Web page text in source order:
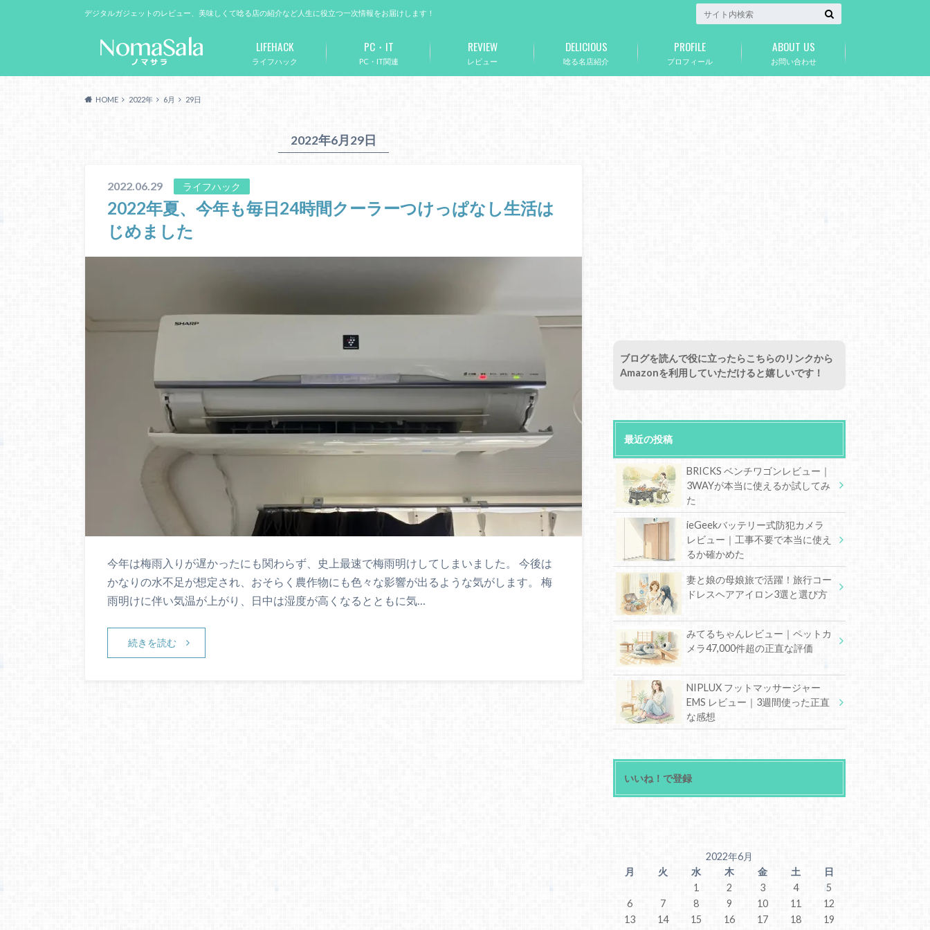
デジタルガジェットのレビュー、美味しくて唸る店の紹介など人生に役立つ一次情報をお届けします！
ライフハック
LIFEHACK
PC・IT関連
PC・IT
レビュー
REVIEW
唸る名店紹介
DELICIOUS
プロフィール
PROFILE
お問い合わせ
ABOUT US
HOME 2022年 6月 29日
2022年6月29日
2022.06.29 ライフハック
2022年夏、今年も毎日24時間クーラーつけっぱなし生活は
じめました
今年は梅雨入りが遅かったにも関わらず、史上最速で梅雨明けしてしまいました。 今後は
かなりの水不足が想定され、おそらく農作物にも色々な影響が出るような気がします。 梅
雨明けに伴い気温が上がり、日中は湿度が高くなるとともに気…
続きを読む
ブログを読んで役に立ったらこちらのリンクから
Amazonを利用していただけると嬉しいです！
最近の投稿
BRICKS ベンチワゴンレビュー｜
3WAYが本当に使えるか試してみ
た
ieGeekバッテリー式防犯カメラ
レビュー｜工事不要で本当に使え
るか確かめた
妻と娘の母娘旅で活躍！旅行コー
ドレスヘアアイロン3選と選び方
みてるちゃんレビュー｜ペットカ
メラ47,000件超の正直な評価
NIPLUX フットマッサージャー
EMS レビュー｜3週間使った正直
な感想
いいね！で登録
2022年6月
月
火 水 木 金 土
日
1
2 3 4
5
6
7 8 9 10 11
12
13
14 15 16 17 18
19